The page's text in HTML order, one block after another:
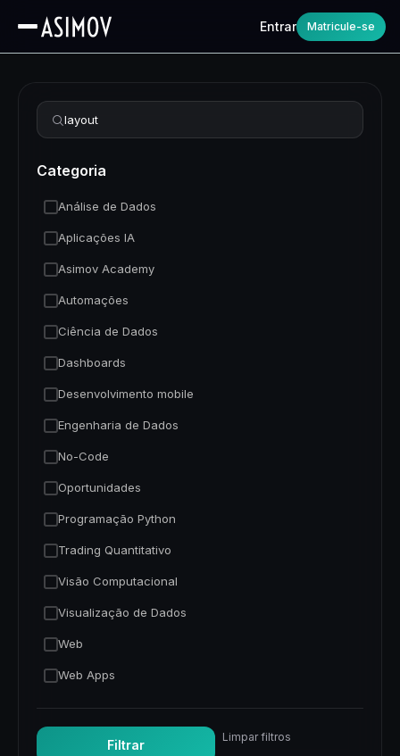
Entrar Matricule-se
Refinar busca
Categoria
Análise de Dados
Aplicações IA
Asimov Academy
Automações
Ciência de Dados
Dashboards
Desenvolvimento mobile
Engenharia de Dados
No-Code
Oportunidades
Programação Python
Trading Quantitativo
Visão Computacional
Visualização de Dados
Web
Web Apps
Filtrar
Limpar filtros